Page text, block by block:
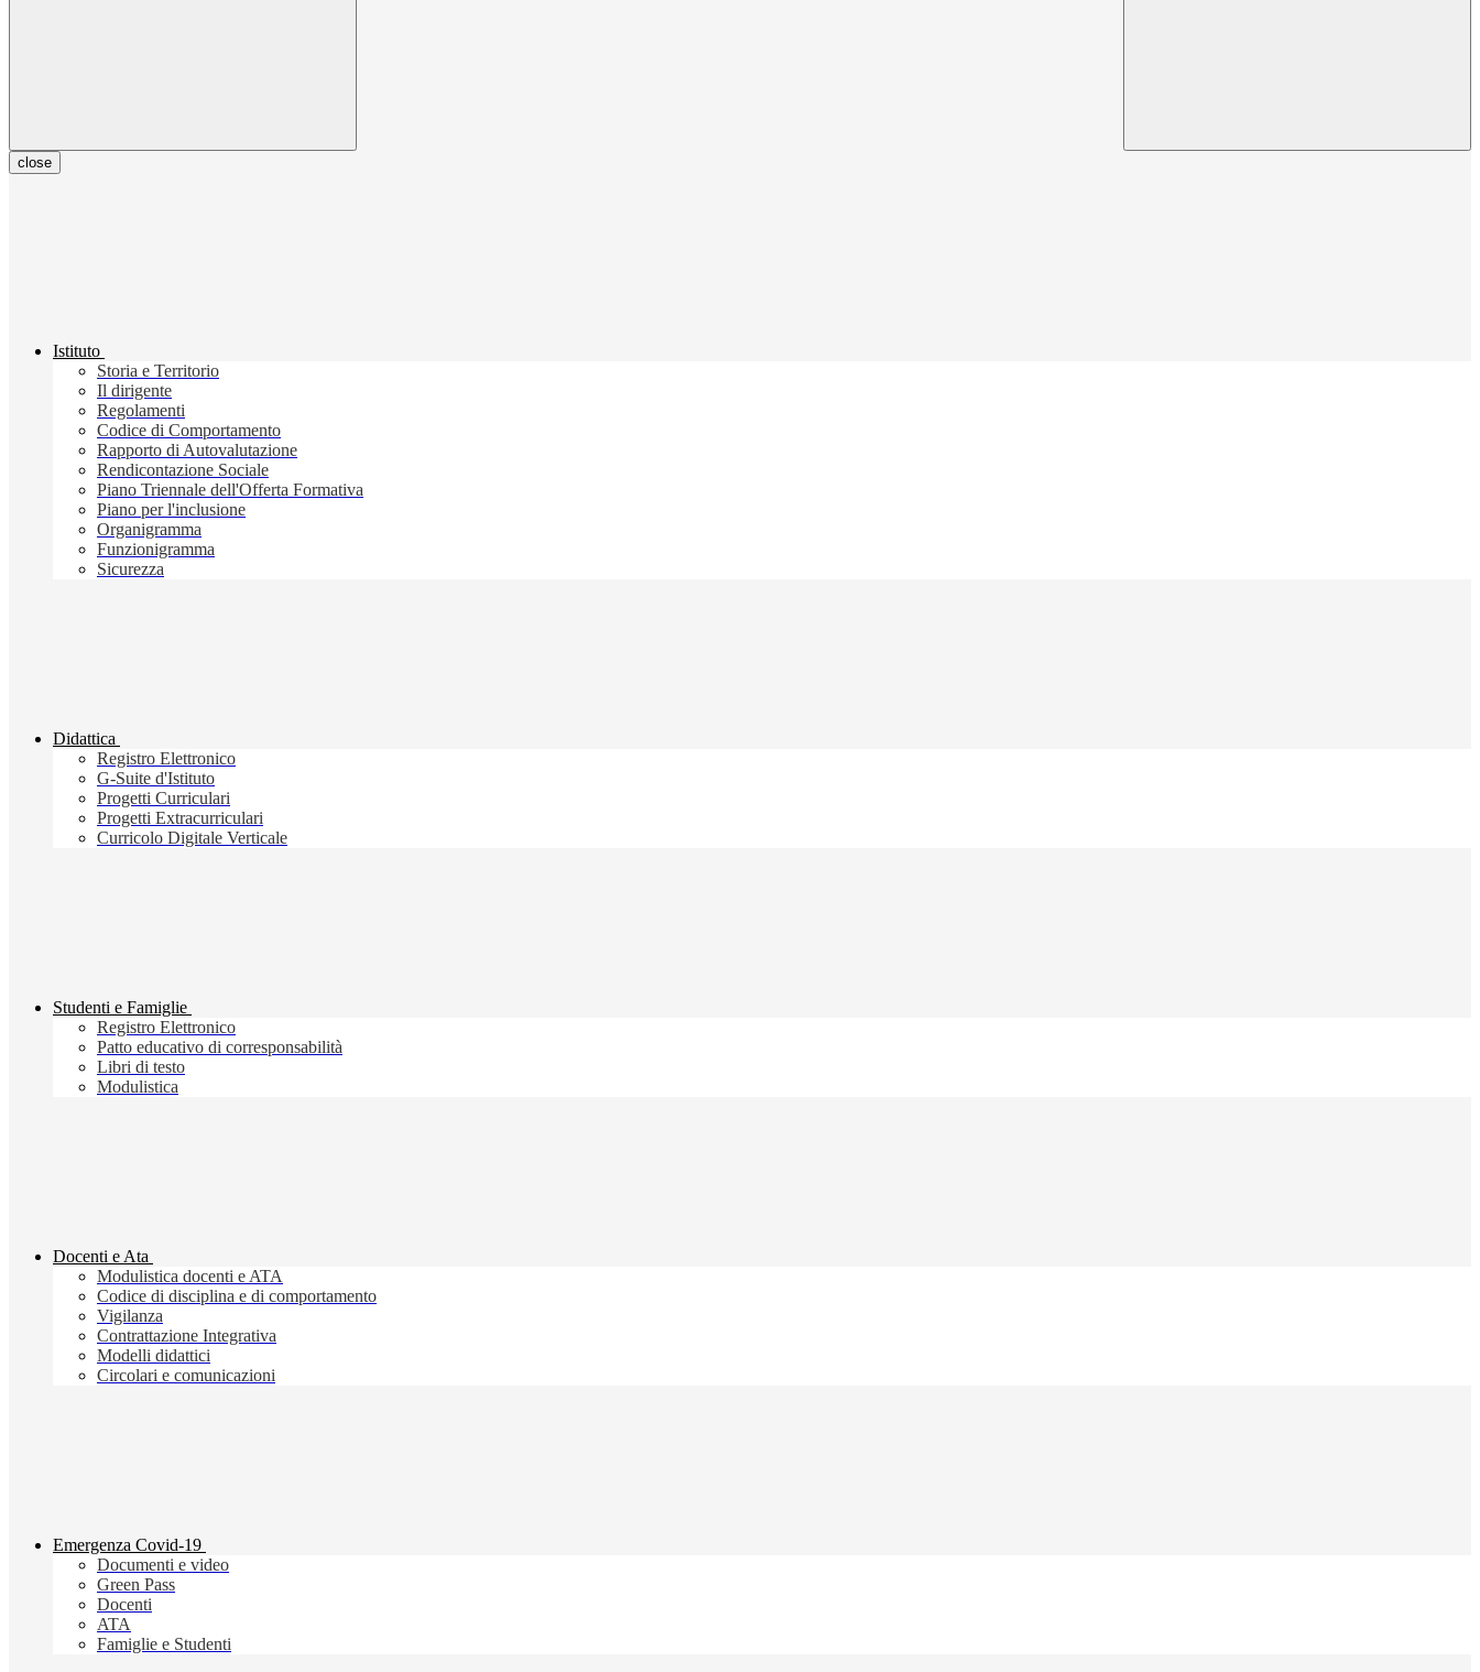
close
Istituto
Storia e Territorio
Il dirigente
Regolamenti
Codice di Comportamento
Rapporto di Autovalutazione
Rendicontazione Sociale
Piano Triennale dell'Offerta Formativa
Piano per l'inclusione
Organigramma
Funzionigramma
Sicurezza
Didattica
Registro Elettronico
G-Suite d'Istituto
Progetti Curriculari
Progetti Extracurriculari
Curricolo Digitale Verticale
Studenti e Famiglie
Registro Elettronico
Patto educativo di corresponsabilità
Libri di testo
Modulistica
Docenti e Ata
Modulistica docenti e ATA
Codice di disciplina e di comportamento
Vigilanza
Contrattazione Integrativa
Modelli didattici
Circolari e comunicazioni
Emergenza Covid-19
Documenti e video
Green Pass
Docenti
ATA
Famiglie e Studenti